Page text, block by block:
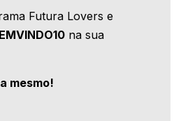
Futura Lovers e
na sua
mesmo!